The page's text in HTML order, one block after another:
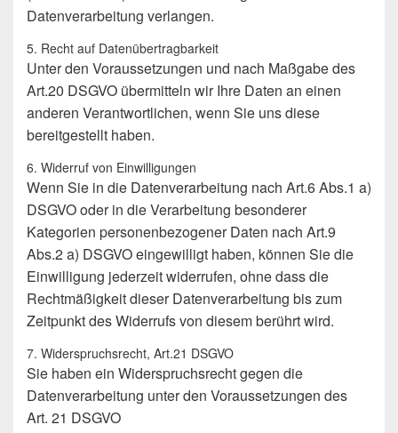
Datenverarbeitung verlangen.
5. Recht auf Datenübertragbarkeit
Unter den Voraussetzungen und nach Maßgabe des
Art.20 DSGVO übermitteln wir Ihre Daten an einen
anderen Verantwortlichen, wenn Sie uns diese
bereitgestellt haben.
6. Widerruf von Einwilligungen
Wenn Sie in die Datenverarbeitung nach Art.6 Abs.1 a)
DSGVO oder in die Verarbeitung besonderer
Kategorien personenbezogener Daten nach Art.9
Abs.2 a) DSGVO eingewilligt haben, können Sie die
Einwilligung jederzeit widerrufen, ohne dass die
Rechtmäßigkeit dieser Datenverarbeitung bis zum
Zeitpunkt des Widerrufs von diesem berührt wird.
7. Widerspruchsrecht, Art.21 DSGVO
Sie haben ein Widerspruchsrecht gegen die
Datenverarbeitung unter den Voraussetzungen des
Art. 21 DSGVO